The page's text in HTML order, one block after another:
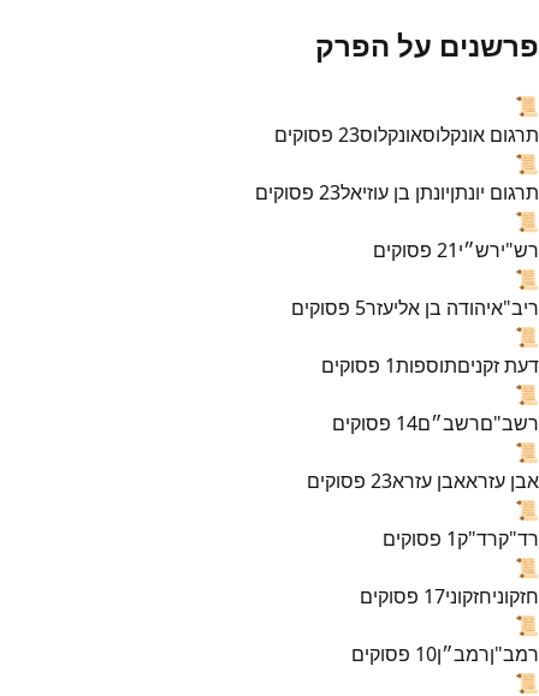
פרשנים על הפרק
📜
תרגום אונקלוסאונקלוס23 פסוקים
📜
תרגום יונתןיונתן בן עוזיאל23 פסוקים
📜
רש"ירש״י21 פסוקים
📜
ריב"איהודה בן אליעזר5 פסוקים
📜
דעת זקניםתוספות1 פסוקים
📜
רשב"םרשב״ם14 פסוקים
📜
אבן עזראאבן עזרא23 פסוקים
📜
רד"קרד"ק1 פסוקים
📜
חזקוניחזקוני17 פסוקים
📜
רמב"ןרמב״ן10 פסוקים
📜